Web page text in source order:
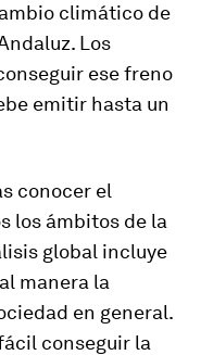
climático de
Los
ese freno
emitir hasta un
conocer el
los ámbitos de la
global incluye
manera la
en general.
conseguir la